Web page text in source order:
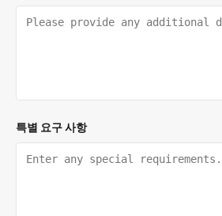
특별 요구 사항